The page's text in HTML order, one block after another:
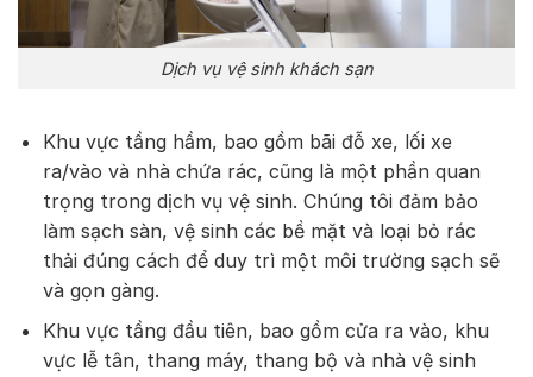
Dịch vụ vệ sinh khách sạn
Khu vực tầng hầm, bao gồm bãi đỗ xe, lối xe
ra/vào và nhà chứa rác, cũng là một phần quan
trọng trong dịch vụ vệ sinh. Chúng tôi đảm bảo
làm sạch sàn, vệ sinh các bề mặt và loại bỏ rác
thải đúng cách để duy trì một môi trường sạch sẽ
và gọn gàng.
Khu vực tầng đầu tiên, bao gồm cửa ra vào, khu
vực lễ tân, thang máy, thang bộ và nhà vệ sinh